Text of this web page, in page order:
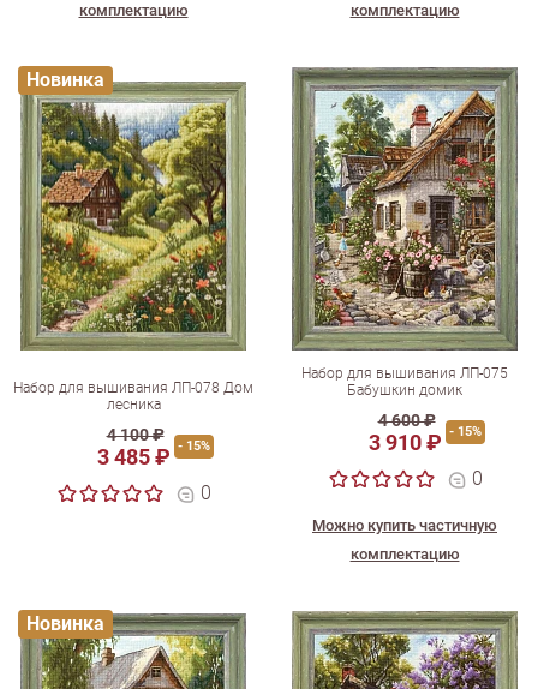
комплектацию
комплектацию
Набор для вышивания ЛП-078 Дом
лесника
4 100 ₽
3 485 ₽ - 15%
0
Новинка
Набор для вышивания ЛП-075
Бабушкин домик
4 600 ₽
3 910 ₽ - 15%
0
Можно купить частичную
комплектацию
Новинка